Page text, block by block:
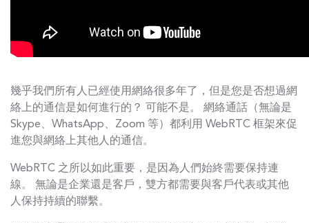
幾乎我們所有人已經使用網絡很多年了，但是您是否想過網
絡上的通信是如何進行的？ 可能不是。 網絡通話（無論是
Skype、WhatsApp、Zoom 等）都利用 WebRTC 框架來促
進您與網絡上其他人的通信。
WebRTC 之所以如此重要，是因為人們始終需要保持連
線。 無論是企業還是客戶，雙方都需要與客戶代表或其他
人保持持續的聯繫。